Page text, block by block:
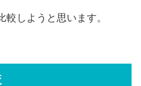
しようと思います。